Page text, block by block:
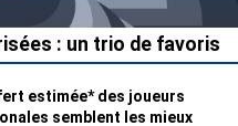
: un trio de favoris
estimée* des joueurs
semblent les mieux